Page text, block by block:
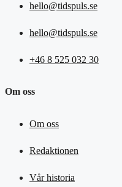
hello@tidspuls.se
hello@tidspuls.se
+46 8 525 032 30
Om oss
Om oss
Redaktionen
Vår historia